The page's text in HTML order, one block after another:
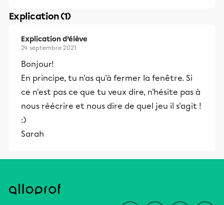
Explication (1)
Explication d’élève
24 septembre 2021
Bonjour!
En principe, tu n'as qu'à fermer la fenêtre. Si
ce n'est pas ce que tu veux dire, n'hésite pas à
nous réécrire et nous dire de quel jeu il s'agit !
:)
Sarah